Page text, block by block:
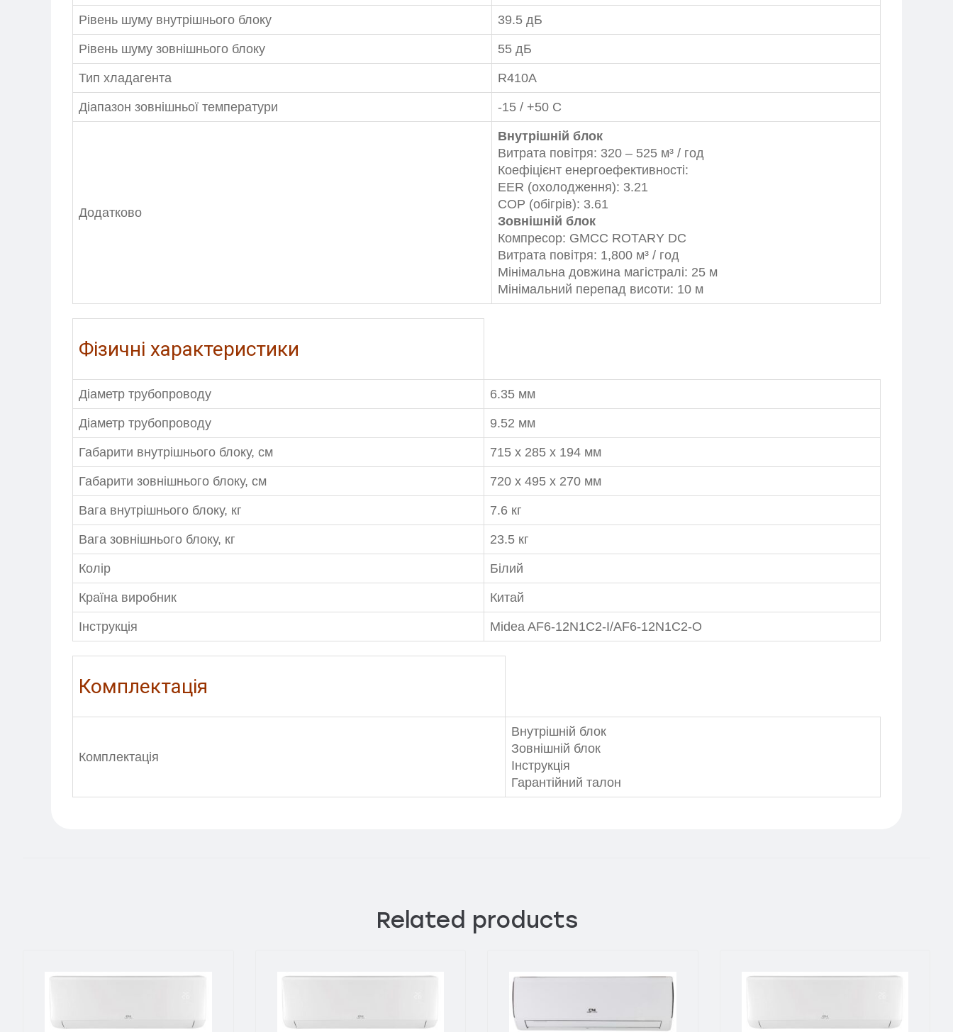
Рівень шуму внутрішнього блоку 39.5 дБ
Рівень шуму зовнішнього блоку 55 дБ
Тип хладагента R410A
Діапазон зовнішньої температури -15 / +50 С
Додатково
Внутрішній блок
Витрата повітря: 320 – 525 м³ / год
Коефіцієнт енергоефективності:
EER (охолодження): 3.21
COP (обігрів): 3.61
Зовнішній блок
Компресор: GMCC ROTARY DC
Витрата повітря: 1,800 м³ / год
Мінімальна довжина магістралі: 25 м
Мінімальний перепад висоти: 10 м
Фізичні характеристики
Діаметр трубопроводу 6.35 мм
Діаметр трубопроводу 9.52 мм
Габарити внутрішнього блоку, см 715 x 285 x 194 мм
Габарити зовнішнього блоку, см 720 x 495 x 270 мм
Вага внутрішнього блоку, кг 7.6 кг
Вага зовнішнього блоку, кг 23.5 кг
Колір Білий
Країна виробник Китай
Інструкція Midea AF6-12N1C2-I/AF6-12N1C2-O
Комплектація
Комплектація
Внутрішній блок
Зовнішній блок
Інструкція
Гарантійний талон
Related products